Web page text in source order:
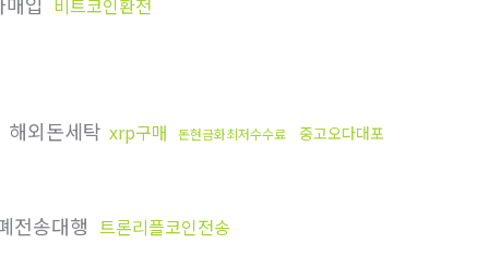
비트코인환전
해외돈세탁 xrp구매 돈현금화최저수수료
중고오다대포
전송대행 트론리플코인전송